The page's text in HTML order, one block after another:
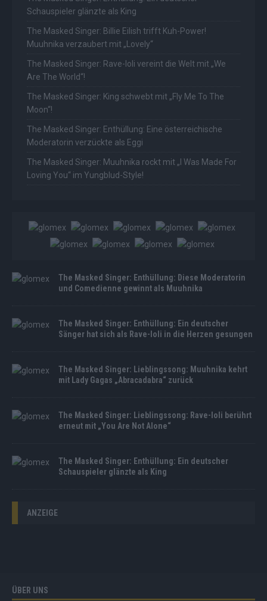
Schauspieler glänzte als King
The Masked Singer: Billie Eilish trifft Kuh-Power!
Muuhnika verzaubert mit „Lovely“
The Masked Singer: Rave-Ioli vereint die Welt mit „We
Are The World“!
The Masked Singer: King schwebt mit „Fly Me To The
Moon“!
The Masked Singer: Enthüllung: Eine österreichische
Moderatorin verzückte als Eggi
The Masked Singer: Muuhnika rockt mit „I Was Made For
Loving You“ im Yungblud-Style!
The Masked Singer: Enthüllung: Diese Moderatorin
und Comedienne gewinnt als Muuhnika
The Masked Singer: Enthüllung: Ein deutscher
Sänger hat sich als Rave-Ioli in die Herzen gesungen
The Masked Singer: Lieblingssong: Muuhnika kehrt
mit Lady Gagas „Abracadabra“ zurück
The Masked Singer: Lieblingssong: Rave-Ioli berührt
erneut mit „You Are Not Alone“
The Masked Singer: Enthüllung: Ein deutscher
Schauspieler glänzte als King
ANZEIGE
ÜBER UNS